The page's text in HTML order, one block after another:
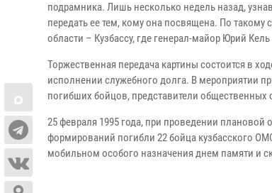
подрамника. Лишь несколько недель назад,
передать ее тем, кому она посвящена. По
области – Кузбассу, где генерал-майор Юрий
Торжественная передача картины состоится в
исполнении служебного долга. В мероприятии
погибших бойцов, представители общественных
25 февраля 1995 года, при проведении
формирований погибли 22 бойца кузбасского
мобильном особого назначения днем памяти и